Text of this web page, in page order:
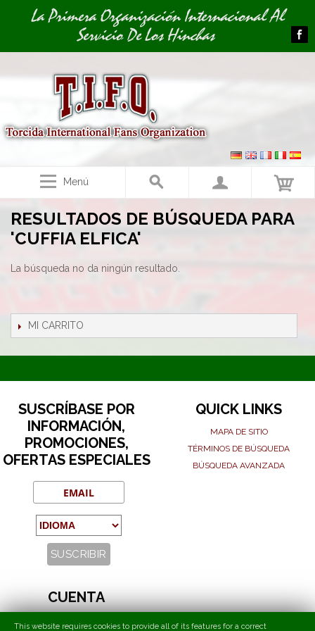
Image 01La Primera Organización Internacional Al
Servicio De Los Hinchas
Menú
RESULTADOS DE BÚSQUEDA PARA
'CUFFIA ELFICA'
La búsqueda no da ningún resultado.
MI CARRITO
SUSCRÍBASE POR
INFORMACIÓN,
PROMOCIONES,
OFERTAS ESPECIALES
QUICK LINKS
MAPA DE SITIO
TÉRMINOS DE BÚSQUEDA
BÚSQUEDA AVANZADA
CUENTA
This website requires cookies to provide all of its features for a correct